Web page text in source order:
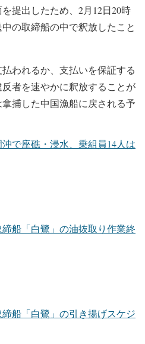
提出したため、2月12日20時
の取締船の中で釈放したこと
われるか、支払いを保証する
者を速やかに釈放することが
捕した中国漁船に戻される予
で座礁・浸水、乗組員14人は
船「白鷺」の油抜取り作業終
船「白鷺」の引き揚げスケジ